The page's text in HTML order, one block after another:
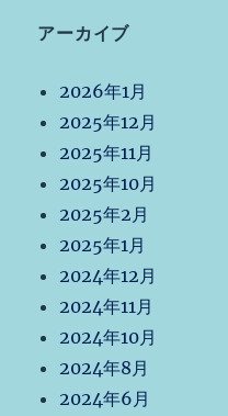
アーカイブ
2026年1月
2025年12月
2025年11月
2025年10月
2025年2月
2025年1月
2024年12月
2024年11月
2024年10月
2024年8月
2024年6月